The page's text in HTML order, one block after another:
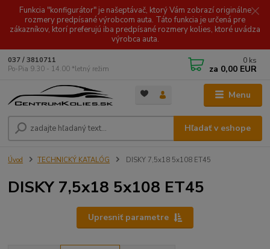
Funkcia "konfigurátor" je našeptávač, ktorý Vám zobrazí originálne
rozmery predpísané výrobcom auta. Táto funkcia je určená pre
zákazníkov, ktorí preferujú iba predpísané rozmery kolies, ktoré uvádza
výrobca auta.
Menu
Hľadať v eshope
037 / 3810711
Po-Pia 9.30 - 14.00 *letný režim
0 ks
za 0,00 EUR
Úvod TECHNICKÝ KATALÓG DISKY 7,5x18 5x108 ET45
DISKY 7,5x18 5x108 ET45
Upresniť parametre